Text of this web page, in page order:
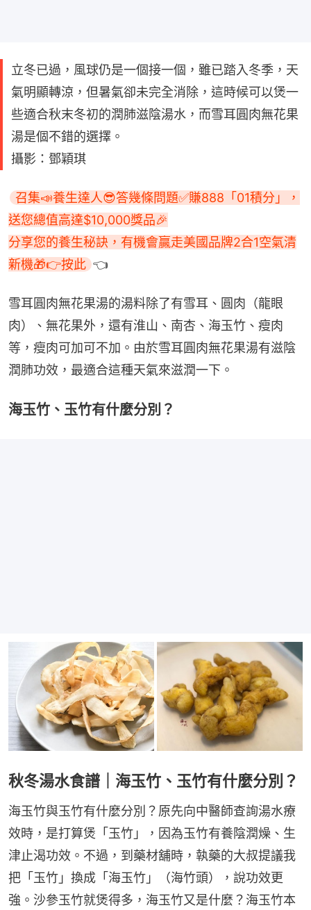
立冬已過，風球仍是一個接一個，雖已踏入冬季，天
氣明顯轉涼，但暑氣卻未完全消除，這時候可以煲一
些適合秋末冬初的潤肺滋陰湯水，而雪耳圓肉無花果
湯是個不錯的選擇。
攝影：鄧穎琪
召集📣養生達人😎答幾條問題✅賺888「01積分」，
送您總值高達$10,000獎品🎉
分享您的養生秘訣，有機會贏走美國品牌2合1空氣清
新機🎁👉按此 👈
雪耳圓肉無花果湯的湯料除了有雪耳、圓肉（龍眼
肉）、無花果外，還有淮山、南杏、海玉竹、瘦肉
等，瘦肉可加可不加。由於雪耳圓肉無花果湯有滋陰
潤肺功效，最適合這種天氣來滋潤一下。
海玉竹、玉竹有什麼分別？
秋冬湯水食譜｜海玉竹、玉竹有什麼分別？
海玉竹與玉竹有什麼分別？原先向中醫師查詢湯水療
效時，是打算煲「玉竹」，因為玉竹有養陰潤燥、生
津止渴功效。不過，到藥材舖時，執藥的大叔提議我
把「玉竹」換成「海玉竹」（海竹頭），說功效更
強。沙參玉竹就煲得多，海玉竹又是什麼？海玉竹本